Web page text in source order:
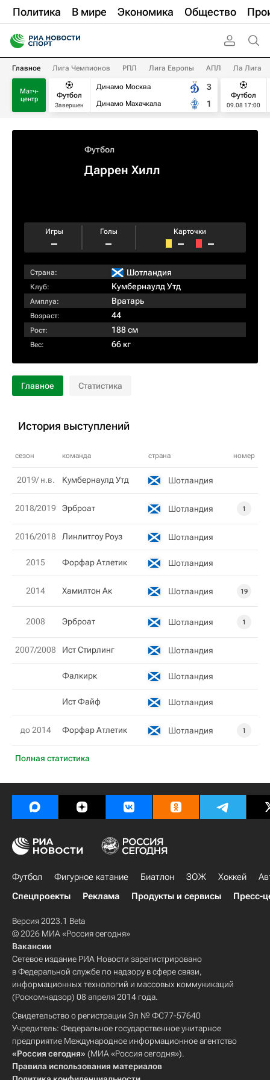
Политика В мире Экономика Общество
Главное Лига Чемпионов РПЛ Лига Европы АПЛ Ла Лига
Матч-
центр
Футбол
Завершен
Динамо Москва
Динамо Махачкала
3
1
Футбол
09.08 17:00
Футбол
Даррен Хилл
Игры
–
Голы
–
Карточки
– –
Страна: Шотландия
Клуб: Kумбернаулд Утд
Амплуа: Вратарь
Возраст: 44
Рост: 188 см
Вес: 66 кг
Главное Статистика
История выступлений
сезон команда страна номер
Полная статистика
2019/ н.в. Kумбернаулд Утд Шотландия
2018/2019 Эрброат Шотландия 1
2016/2018 Линлитгоу Роуз Шотландия
2015 Форфар Атлетик Шотландия
2014 Хамилтон Ак Шотландия 19
2008 Эрброат Шотландия 1
2007/2008 Ист Стирлинг Шотландия
Фалкирк Шотландия
Ист Файф Шотландия
до 2014 Форфар Атлетик Шотландия 1
Футбол Фигурное катание Биатлон ЗОЖ Хоккей
Спецпроекты
Реклама Продукты и сервисы Пресс-
Версия 2023.1 Beta
© 2026 МИА «Россия сегодня»
Вакансии
Сетевое издание РИА Новости зарегистрировано
в Федеральной службе по надзору в сфере связи,
информационных технологий и массовых коммуникаций
(Роскомнадзор) 08 апреля 2014 года.
Свидетельство о регистрации Эл № ФС77-57640
Учредитель: Федеральное государственное унитарное
предприятие Международное информационное агентство
«Россия сегодня» (МИА «Россия сегодня»).
Правила использования материалов